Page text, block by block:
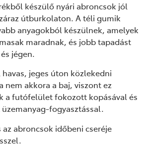
készülő nyári abroncsok jól
útburkolaton. A téli gumik
anyagokból készülnek, amelyek
maradnak, és jobb tapadást
jégen.
jeges úton közlekedni
nem akkora a baj, viszont ez
a futófelület fokozott kopásával és
fogyasztással.
az abroncsok időbeni cseréje